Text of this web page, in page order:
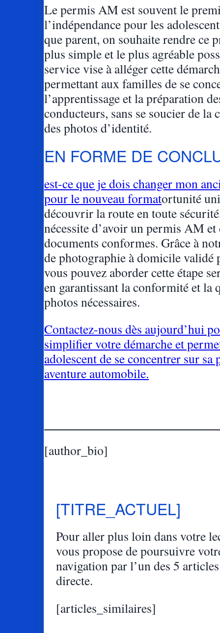
Le permis AM est souvent le
l’indépendance pour les
que parent, on souhaite rendre ce
plus simple et le plus agréable
service vise à alléger cette
permettant aux familles de se
l’apprentissage et la préparation
conducteurs, sans se soucier de la
des photos d’identité.
EN FORME DE
est-ce que je dois changer mon
pour le nouveau formatortunité
découvrir la route en toute
nécessite d’avoir un permis AM et
documents conformes. Grâce à
de photographie à domicile validé
vous pouvez aborder cette étape
en garantissant la conformité et la
photos nécessaires.
Contactez-nous dès aujourd’hui
simplifier votre démarche et
adolescent de se concentrer sur sa
aventure automobile.
[author_bio]
[TITRE_ACTUEL]
Pour aller plus loin dans votre
vous propose de poursuivre
navigation par l’un des 5
directe.
[articles_similaires]